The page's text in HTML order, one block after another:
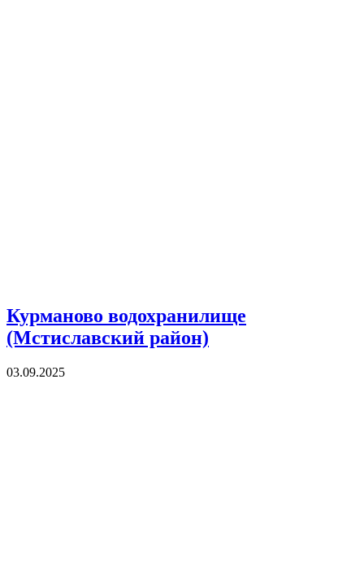
Курманово водохранилище
(Мстиславский район)
03.09.2025